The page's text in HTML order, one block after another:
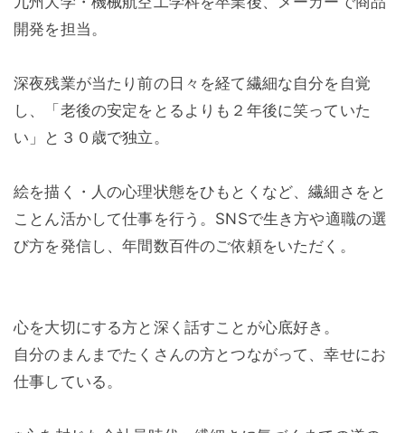
開発を担当。
深夜残業が当たり前の日々を経て繊細な自分を自覚
し、「老後の安定をとるよりも２年後に笑っていた
い」と３０歳で独立。
絵を描く・人の心理状態をひもとくなど、繊細さをと
ことん活かして仕事を行う。SNSで生き方や適職の選
び方を発信し、年間数百件のご依頼をいただく。
心を大切にする方と深く話すことが心底好き。
自分のまんまでたくさんの方とつながって、幸せにお
仕事している。